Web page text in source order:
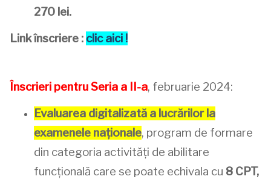
270 lei.
Link înscriere : clic aici !
Înscrieri pentru Seria a II-a, februarie 2024:
Evaluarea digitalizată a lucrărilor la
examenele naționale, program de formare
din categoria activități de abilitare
funcțională care se poate echivala cu 8 CPT,